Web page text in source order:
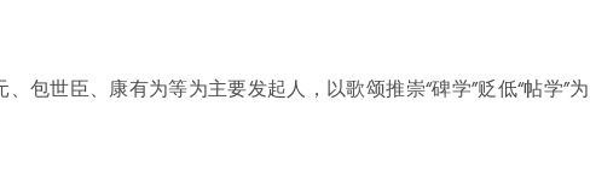
、包世臣、康有为等为主要发起人，以歌颂推崇“碑学”贬低“帖学”为